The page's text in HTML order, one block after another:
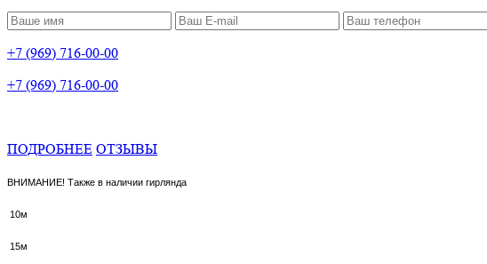
+7 (969) 716-00-00
+7 (969) 716-00-00
ПОДРОБНЕЕ ОТЗЫВЫ
ВНИМАНИЕ! Также в наличии гирлянда
10м
15м